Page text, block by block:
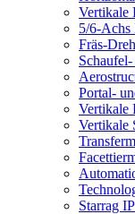
Vertikale
5/6-Achs
Fräs-
Portal-
Vertikale
Vertikale
Starrag